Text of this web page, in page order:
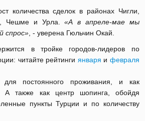
количества сделок в районах Чигли,
Чешме и Урла.«А в апреле-мае мы
спрос» , - уверена Гюльчин Окай.
в тройке городов-лидеров по
читайте рейтинги января и февраля
постоянного проживания, и как
А также как центр шопинга, обойдя
пункты Турции и по количеству